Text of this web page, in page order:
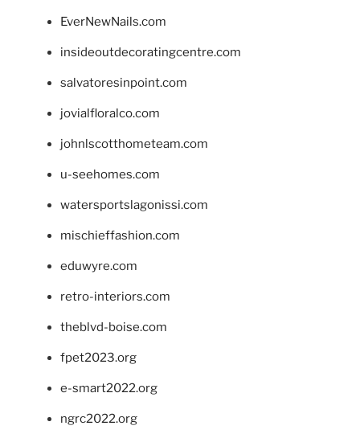
EverNewNails.com
insideoutdecoratingcentre.com
salvatoresinpoint.com
jovialfloralco.com
johnlscotthometeam.com
u-seehomes.com
watersportslagonissi.com
mischieffashion.com
eduwyre.com
retro-interiors.com
theblvd-boise.com
fpet2023.org
e-smart2022.org
ngrc2022.org